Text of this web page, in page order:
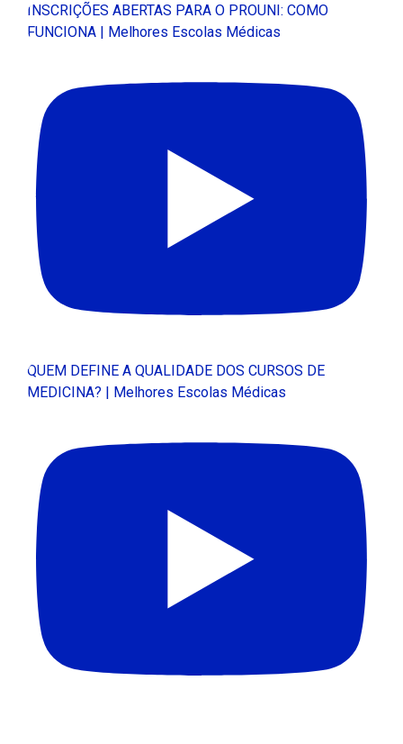
INSCRIÇÕES ABERTAS PARA O PROUNI: COMO
FUNCIONA | Melhores Escolas Médicas
QUEM DEFINE A QUALIDADE DOS CURSOS DE
MEDICINA? | Melhores Escolas Médicas